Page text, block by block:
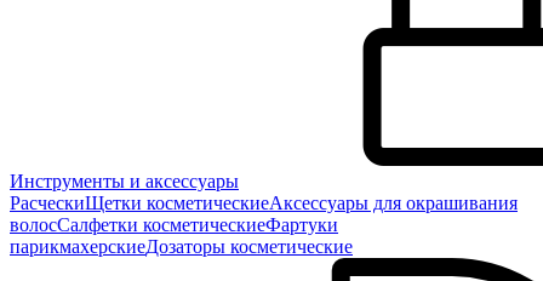
Инструменты и аксессуары
РасческиЩетки косметическиеАксессуары для окрашивания
волосСалфетки косметическиеФартуки
парикмахерскиеДозаторы косметические